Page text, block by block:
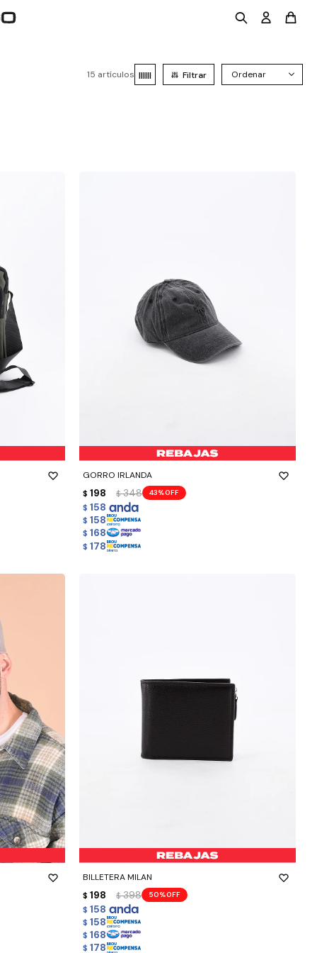
15 artículos
GORRO IRLANDA
$ 198 $ 348 43
$ 158
$ 158
$ 168
$ 178
- +
BILLETERA MILAN
$ 198 $ 398 50
$ 158
$ 158
$ 168
$ 178
- +